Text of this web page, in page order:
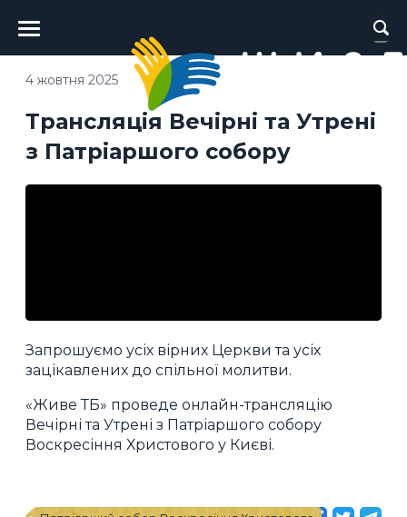
Головне
меню
Трансляція Вечірні та Утрені
з Патріаршого собору
4 жовтня 2025
Запрошуємо усіх вірних Церкви та усіх
зацікавлених до спільної молитви.
«Живе ТБ» проведе онлайн-трансляцію
Вечірні та Утрені з Патріаршого собору
Воскресіння Христового у Києві.